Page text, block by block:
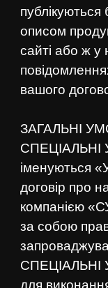
публікуються
описом
сайті або ж у
вашого
ЗАГАЛЬНІ
СПЕЦІАЛЬНІ
іменуються
договір про
компанією
за собою
СПЕЦІАЛЬНІ